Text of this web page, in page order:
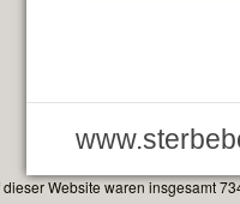
dieser Website waren insgesamt